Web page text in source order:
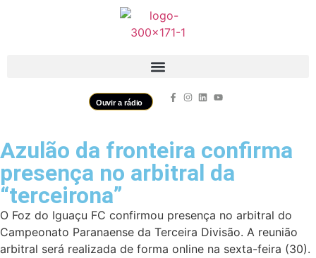
Ouvir a rádio
Azulão da fronteira confirma
presença no arbitral da
“terceirona”
O Foz do Iguaçu FC confirmou presença no arbitral do
Campeonato Paranaense da Terceira Divisão. A reunião
arbitral será realizada de forma online na sexta-feira (30).